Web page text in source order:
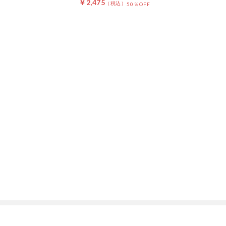
￥2,475 50％OFF